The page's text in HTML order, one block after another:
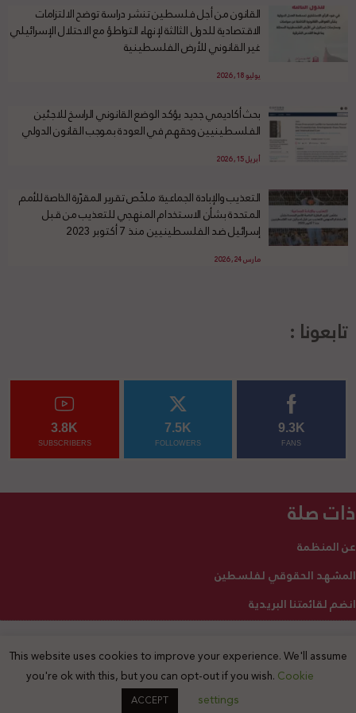
القانون من أجل فلسطين تنشر دراسة توضح الالتزامات
الاقتصادية للدول الثالثة لإنهاء التواطؤ مع الاحتلال الإسرائيلي
غير القانوني للأرض الفلسطينية
يوليو 18, 2026
بحث أكاديمي جديد يؤكد الوضع القانوني الراسخ للاجئين
الفلسطينيين وحقهم في العودة بموجب القانون الدولي
أبريل 15, 2026
التعذيب والإبادة الجماعية: ملخّص تقرير المقرّرة الخاصة للأمم
المتحدة بشأن الاستخدام المنهجي للتعذيب من قبل
إسرائيل ضد الفلسطينيين منذ 7 أكتوبر 2023
مارس 24, 2026
تابعونا :
9.3K
FANS
7.5K
FOLLOWERS
3.8K
SUBSCRIBERS
ذات صلة
عن المنظمة
المشهد الحقوقي لفلسطين
انضم لقائمتنا البريدية
2025 © جميع الحقوق محفوظة
This website uses cookies to improve your experience. We'll assume
you're ok with this, but you can opt-out if you wish. Cookie
settings
ACCEPT